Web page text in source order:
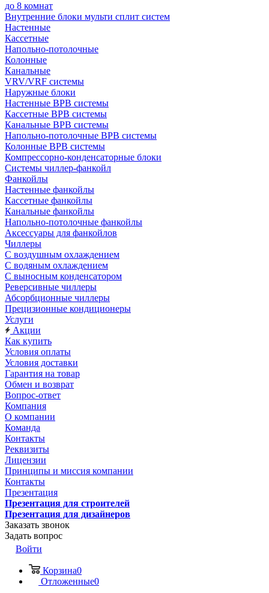
до 8 комнат
Внутренние блоки мульти сплит систем
Настенные
Кассетные
Напольно-потолочные
Колонные
Канальные
VRV/VRF системы
Наружные блоки
Настенные ВРВ системы
Кассетные ВРВ системы
Канальные ВРВ системы
Напольно-потолочные ВРВ системы
Колонные ВРВ системы
Компрессорно-конденсаторные блоки
Системы чиллер-фанкойл
Фанкойлы
Настенные фанкойлы
Кассетные фанкойлы
Канальные фанкойлы
Напольно-потолочные фанкойлы
Аксессуары для фанкойлов
Чиллеры
С воздушным охлаждением
С водяным охлаждением
С выносным конденсатором
Реверсивные чиллеры
Абсорбционные чиллеры
Прецизионные кондиционеры
Услуги
Акции
Как купить
Условия оплаты
Условия доставки
Гарантия на товар
Обмен и возврат
Вопрос-ответ
Компания
О компании
Команда
Контакты
Реквизиты
Лицензии
Принципы и миссия компании
Контакты
Презентация
Презентация для строителей
Презентация для дизайнеров
Заказать звонок
Задать вопрос
Войти
Корзина0
Отложенные0